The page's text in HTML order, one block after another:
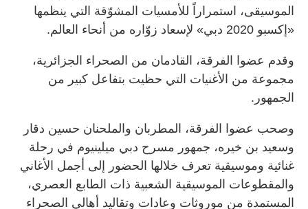
الموسيقى، استمراراً للأمسيات المشوّقة التي ينظمها
«إكسبو 2020 دبي» لإسعاد زوّاره من أنحاء العالم.
وقدم عضوا الفرقة، القادمان من الصحراء الجزائرية،
مجموعة من الأغنيات التي حظيت بتفاعل كبير من
الجمهور.
وصحب عضوا الفرقة، المطربان والملحنان حسين دقار
وسعيد بن خيره، جمهور مسرح دبي ميلينيوم في رحلة
غنائية وموسيقية تعرف خلالها الحضور إلى أجمل الأغاني
والمقطوعات الموسيقية الشعبية ذات الطابع العصري،
المستمدة من موروثات وعادات وتقاليد أهالي الصحراء